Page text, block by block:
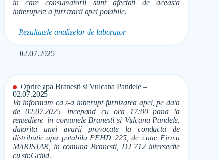
in care consumatorii sunt afectati de aceasta
intrerupere a furnizarii apei potabile.
– Rezultatele analizelor de laborator
02.07.2025
Oprire apa Branesti si Vulcana Pandele –
02.07.2025
Va informam ca s-a intrerupt furnizarea apei, pe data
de 02.07.2025, incepand cu ora 17:00 pana la
remediere, in comunele Branesti si Vulcana Pandele,
datorita unei avarii provocate la conducta de
distributie apa potabila PEHD 225, de catre Firma
MARISTAR, in comuna Branesti, DJ 712 intersectie
cu str.Grind.